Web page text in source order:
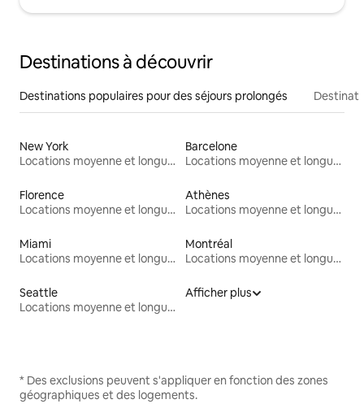
Destinations à découvrir
Destinations populaires pour des séjours prolongés
New York
Locations moyenne et longue durée
Barcelone
Locations moyenne et longue durée
Florence
Locations moyenne et longue durée
Athènes
Locations moyenne et longue durée
Miami
Locations moyenne et longue durée
Montréal
Locations moyenne et longue durée
Seattle
Locations moyenne et longue durée
Afficher plus
* Des exclusions peuvent s'appliquer en fonction des zones
géographiques et des logements.